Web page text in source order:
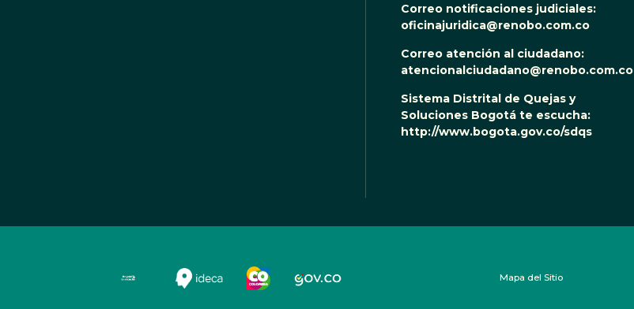
Correo notificaciones judiciales:
oficinajuridica@renobo.com.co
Correo atención al ciudadano:
atencionalciudadano@renobo.com.co
Sistema Distrital de Quejas y
Soluciones Bogotá te escucha:
http://www.bogota.gov.co/sdqs
Mapa del Sitio